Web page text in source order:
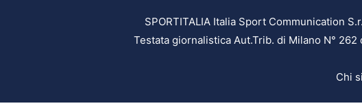
SPORTITALIA Italia Sport Communication
Testata giornalistica Aut.Trib. di Milano N°
Chi